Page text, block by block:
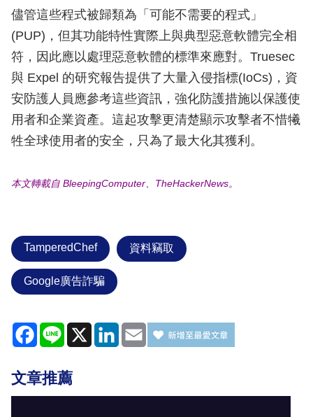
儘管這些程式被歸類為「可能不需要的程式」
(PUP)，但其功能特性實際上與典型惡意軟體完全相
符，因此應以處理惡意軟體的標準來應對。Truesec
與 Expel 的研究報告提供了大量入侵指標(IoCs)，資
安防護人員應參考這些資訊，強化防護措施以保護使
用者和企業資產。這起攻擊更清楚顯示攻擊者不惜犧
牲全球使用者的安全，只為了最大化其獲利。
本文轉載自 BleepingComputer、TheHackerNews。
TamperedChef 資料竊取
Google廣告詐騙
Facebook
Line X LinkedIn
Email
文章推薦